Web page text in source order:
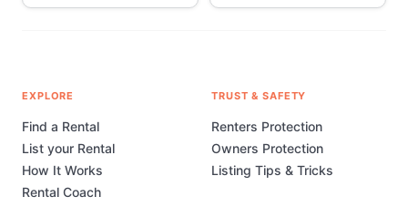
EXPLORE
Find a Rental
List your Rental
How It Works
Rental Coach
TRUST & SAFETY
Renters Protection
Owners Protection
Listing Tips & Tricks